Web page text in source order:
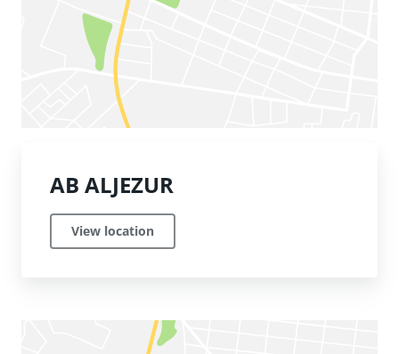
AB ALJEZUR
View location